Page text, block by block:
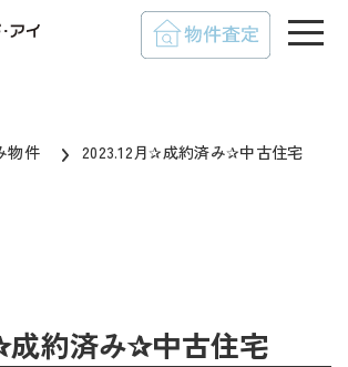
物件 2023.12月✰成約済み✰中古住宅
成約済み✰中古住宅